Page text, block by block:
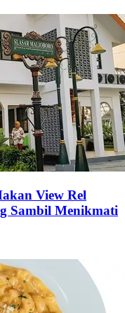
View Rel
Sambil Menikmati